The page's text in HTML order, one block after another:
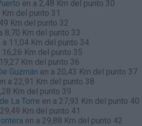
en a 2,48 Km del punto 30
Km del punto 31
Km del punto 32
8,70 Km del punto 33
a 11,04 Km del punto 34
16,26 Km del punto 35
Km del punto 36
Guzmán en a 20,43 Km del punto 37
a 22,91 Km del punto 38
Km del punto 39
La Torre en a 27,93 Km del punto 40
Km del punto 41
en a 29,88 Km del punto 42